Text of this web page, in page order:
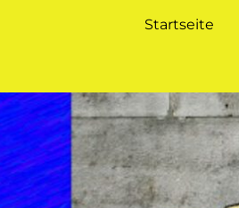
Startseite